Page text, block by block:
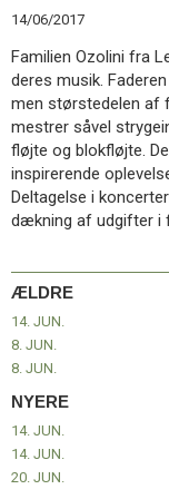
6.0:
Mission
BaptistKirken
8.0:
Kontakt
9.0:
Forside
10.0:
Nyheder
11.0:
Kalender
12.0:
Inspiration
13.0:
Værktøjskassen
BaptistKirken
16.0:
Kontakt
Næste
indlæg:
Nibe
kirkenForrige
indlæg:
100
14/06/2017
Familien Ozolini fra
deres musik.
men størstedelen af
mestrer såvel
fløjte og blokfløjte.
inspirerende
Deltagelse i
dækning af udgifter i
ÆLDRE
14. JUN.
8. JUN.
8. JUN.
NYERE
14. JUN.
14. JUN.
20. JUN.